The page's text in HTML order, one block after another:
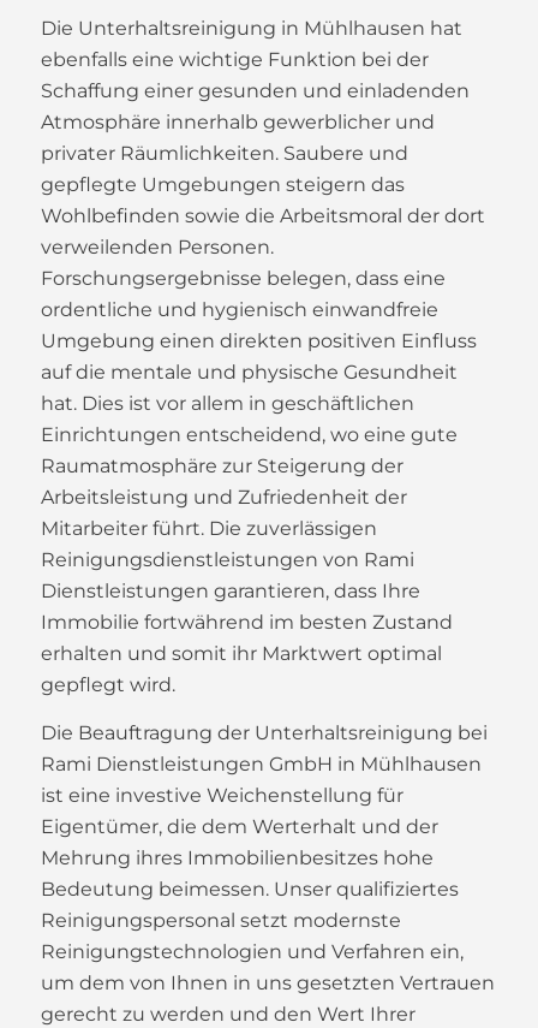
Die Unterhaltsreinigung in Mühlhausen hat
ebenfalls eine wichtige Funktion bei der
Schaffung einer gesunden und einladenden
Atmosphäre innerhalb gewerblicher und
privater Räumlichkeiten. Saubere und
gepflegte Umgebungen steigern das
Wohlbefinden sowie die Arbeitsmoral der dort
verweilenden Personen.
Forschungsergebnisse belegen, dass eine
ordentliche und hygienisch einwandfreie
Umgebung einen direkten positiven Einfluss
auf die mentale und physische Gesundheit
hat. Dies ist vor allem in geschäftlichen
Einrichtungen entscheidend, wo eine gute
Raumatmosphäre zur Steigerung der
Arbeitsleistung und Zufriedenheit der
Mitarbeiter führt. Die zuverlässigen
Reinigungsdienstleistungen von Rami
Dienstleistungen garantieren, dass Ihre
Immobilie fortwährend im besten Zustand
erhalten und somit ihr Marktwert optimal
gepflegt wird.
Die Beauftragung der Unterhaltsreinigung bei
Rami Dienstleistungen GmbH in Mühlhausen
ist eine investive Weichenstellung für
Eigentümer, die dem Werterhalt und der
Mehrung ihres Immobilienbesitzes hohe
Bedeutung beimessen. Unser qualifiziertes
Reinigungspersonal setzt modernste
Reinigungstechnologien und Verfahren ein,
um dem von Ihnen in uns gesetzten Vertrauen
gerecht zu werden und den Wert Ihrer